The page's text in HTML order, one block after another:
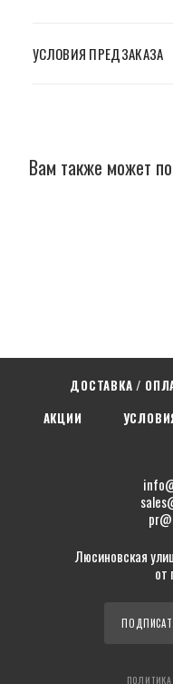
УСЛОВИЯ ПРЕДЗАКАЗА
Вам также может
ДОСТАВКА /
АКЦИИ
Люсиновская